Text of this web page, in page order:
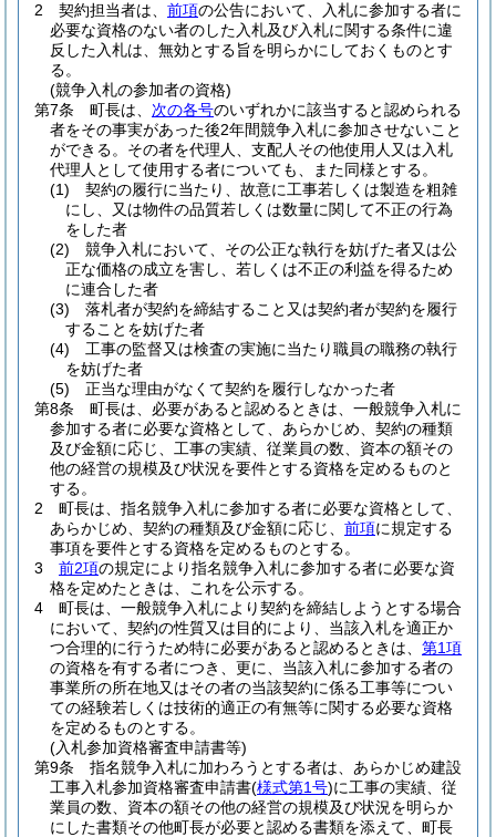
2
契約担当者は、 前項の公告において、入札に参加する者に
必要な資格のない者のした入札及び入札に関する条件に違
反した入札は、無効とする旨を明らかにしておくものとす
る。
(競争入札の参加者の資格)
第7条
町長は、 次の各号のいずれかに該当すると認められる
者をその事実があった後2年間競争入札に参加させないこと
ができる。 その者を代理人、支配人その他使用人又は入札
代理人として使用する者についても、また同様とする。
(1)
契約の履行に当たり、故意に工事若しくは製造を粗雑
にし、又は物件の品質若しくは数量に関して不正の行為
をした者
(2)
競争入札において、その公正な執行を妨げた者又は公
正な価格の成立を害し、若しくは不正の利益を得るため
に連合した者
(3)
落札者が契約を締結すること又は契約者が契約を履行
することを妨げた者
(4)
工事の監督又は検査の実施に当たり職員の職務の執行
を妨げた者
(5)
正当な理由がなくて契約を履行しなかった者
第8条
町長は、必要があると認めるときは、一般競争入札に
参加する者に必要な資格として、あらかじめ、契約の種類
及び金額に応じ、工事の実績、従業員の数、資本の額その
他の経営の規模及び状況を要件とする資格を定めるものと
する。
2
町長は、指名競争入札に参加する者に必要な資格として、
あらかじめ、契約の種類及び金額に応じ、 前項に規定する
事項を要件とする資格を定めるものとする。
3
前2項の規定により指名競争入札に参加する者に必要な資
格を定めたときは、これを公示する。
4
町長は、一般競争入札により契約を締結しようとする場合
において、契約の性質又は目的により、当該入札を適正か
つ合理的に行うため特に必要があると認めるときは、 第1項
の資格を有する者につき、更に、当該入札に参加する者の
事業所の所在地又はその者の当該契約に係る工事等につい
ての経験若しくは技術的適正の有無等に関する必要な資格
を定めるものとする。
(入札参加資格審査申請書等)
第9条
指名競争入札に加わろうとする者は、あらかじめ建設
工事入札参加資格審査申請書(様式第1号)に工事の実績、従
業員の数、資本の額その他の経営の規模及び状況を明らか
にした書類その他町長が必要と認める書類を添えて、町長